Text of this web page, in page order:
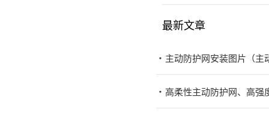
最新文章
主动防护网安装图片（主
高柔性主动防护网、高强